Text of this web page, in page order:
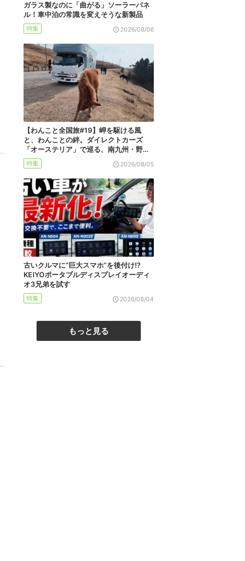
ガラス製なのに「曲がる」ソーラーパネ
ル！車中泊の常識を変えそうな新製品
特集 2026/08/06
【わんこと全国旅#19】岬を駆ける風
と、わんことの絆。ダイレクトカーズ
「オーステリア」で巡る、南九州・野…
特集 2026/08/05
古いクルマに“巨大スマホ”を後付け!?
KEIYOポータブルディスプレイオーディ
オ3兄弟を試す
特集 2026/08/04
もっと見る